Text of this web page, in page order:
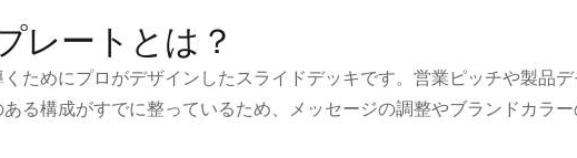
レートとは？
ためにプロがデザインしたスライドデッキです。営業ピッチや製品
る構成がすでに整っているため、メッセージの調整やブランドカラ